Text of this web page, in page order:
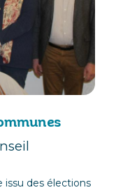
issu des élections